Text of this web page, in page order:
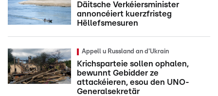
Däitsche Verkéiersminister
annoncéiert kuerzfristeg
Hëllefsmesuren
Appell u Russland an d'Ukrain
Krichsparteie sollen ophalen,
bewunnt Gebidder ze
attackéieren, esou den UNO-
Generalsekretär